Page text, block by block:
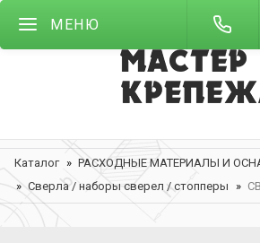
МЕНЮ
Каталог
РАСХОДНЫЕ МАТЕРИАЛЫ И
Сверла / наборы сверел / стопперы